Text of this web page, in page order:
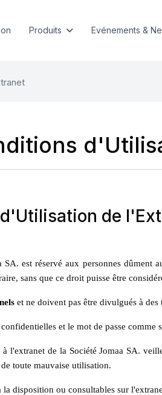
Produits Evénements &
de
SA. est réservé aux personnes
sans que ce droit puisse être
et ne doivent pas être divulgués à
et le mot de passe comme
l'extranet de la Société Jomaa SA.
toute mauvaise utilisation.
disposition ou consultables sur